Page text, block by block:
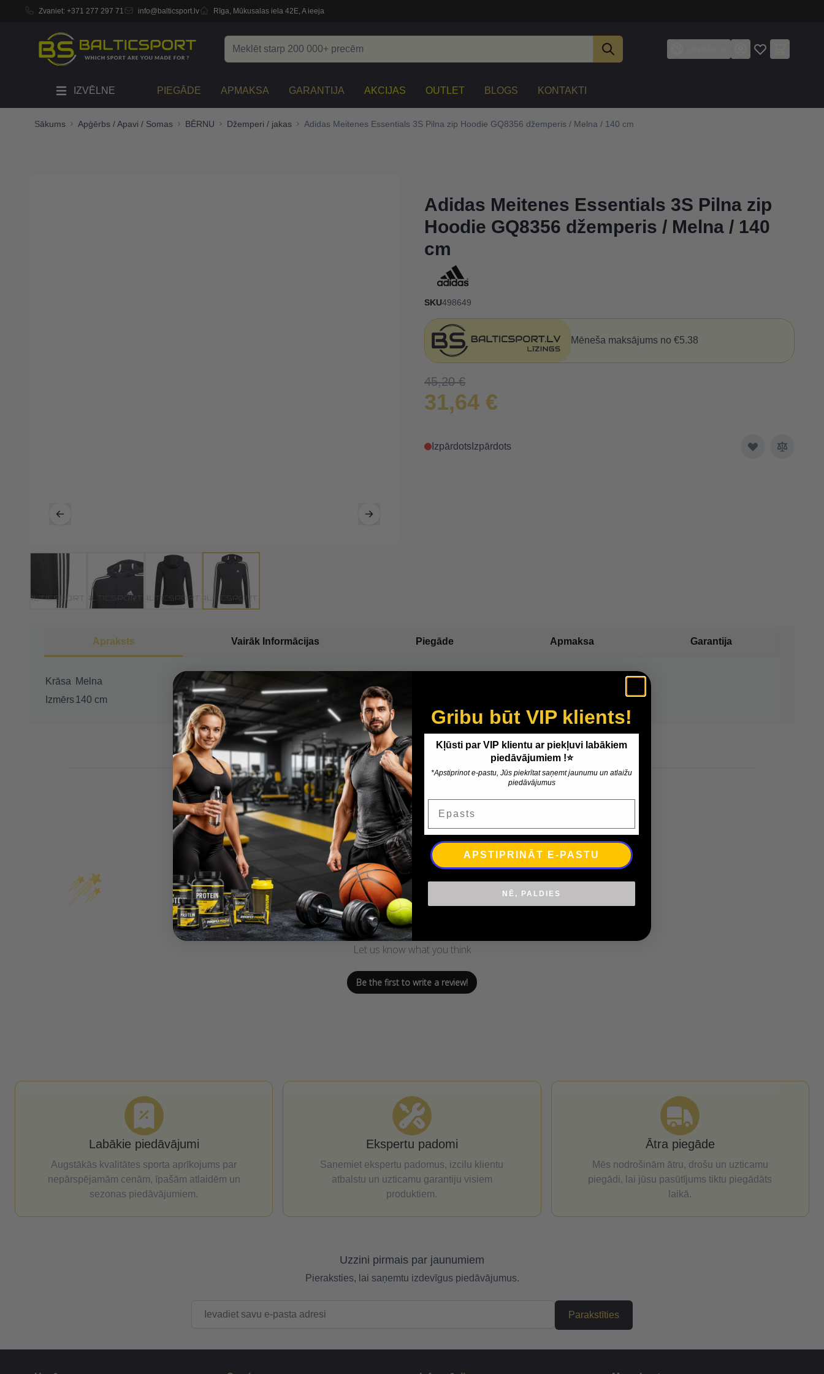
Zvaniet: +371 277 297 71 info@balticsport.lv Rīga, Mūkusalas iela 42E, A ieeja
IZVĒLNE PIEGĀDE APMAKSA GARANTIJA AKCIJAS OUTLET BLOGS KONTAKTI
Sākums Apģērbs / Apavi / Somas BĒRNU Džemperi / jakas Adidas Meitenes Essentials 3S Pilna zip Hoodie GQ8356 džemperis / Melna / 140 cm
Adidas Meitenes Essentials 3S Pilna zip
Hoodie GQ8356 džemperis / Melna / 140
cm
SKU498649
Mēneša maksājums no €5.38
45,20 €
31,64 €
Izpārdots Izpārdots
Apraksts Vairāk Informācijas Piegāde Apmaksa Garantija
Krāsa Melna
Izmērs140 cm
Customer Reviews
We’re looking for stars!
Let us know what you think
Be the first to write a review!
Labākie piedāvājumi
Augstākās kvalitātes sporta aprīkojums par
nepārspējamām cenām, īpašām atlaidēm un
sezonas piedāvājumiem.
Ekspertu padomi
Saņemiet ekspertu padomus, izcilu klientu
atbalstu un uzticamu garantiju visiem
produktiem.
Ātra piegāde
Mēs nodrošinām ātru, drošu un uzticamu
piegādi, lai jūsu pasūtījums tiktu piegādāts
laikā.
Uzzini pirmais par jaunumiem
Pieraksties, lai saņemtu izdevīgus piedāvājumus.
Parakstīties
Gribu būt VIP klients!
Kļūsti par VIP klientu ar piekļuvi labākiem
piedāvājumiem !⭐
*Apstiprinot e-pastu, Jūs piekrītat saņemt jaunumu un atlaižu
piedāvājumus
APSTIPRINĀT E-PASTU
NĒ, PALDIES